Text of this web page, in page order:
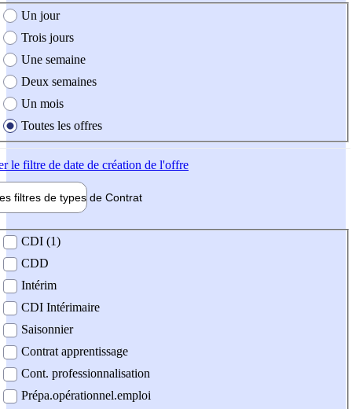
création de l'offre
Un jour
Trois jours
Une semaine
Deux semaines
Un mois
Toutes les offres
le filtre de date de création de l'offre
filtres de types de Contrat
contrat
CDI (1)
CDD
Intérim
CDI Intérimaire
Saisonnier
Contrat apprentissage
Cont. professionnalisation
Prépa.opérationnel.emploi